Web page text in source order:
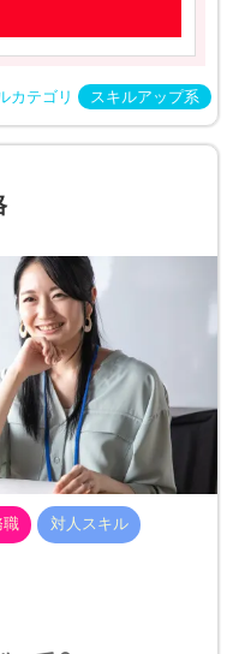
カテゴリ スキルアップ系
職 対人スキル